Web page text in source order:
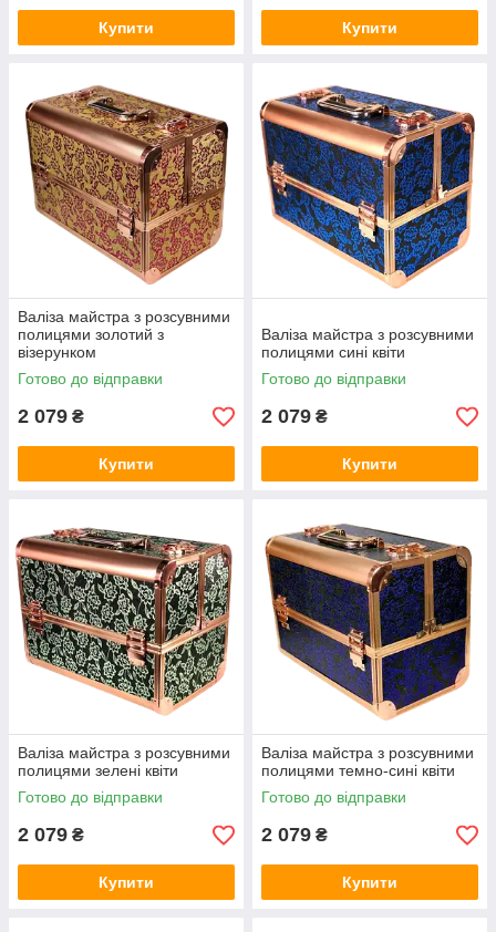
Купити Купити
Валіза майстра з розсувними
полицями золотий з
візерунком
Готово до відправки
2 079 ₴
Купити
Валіза майстра з розсувними
полицями сині квіти
Готово до відправки
2 079 ₴
Купити
Валіза майстра з розсувними
полицями зелені квіти
Готово до відправки
2 079 ₴
Купити
Валіза майстра з розсувними
полицями темно-сині квіти
Готово до відправки
2 079 ₴
Купити